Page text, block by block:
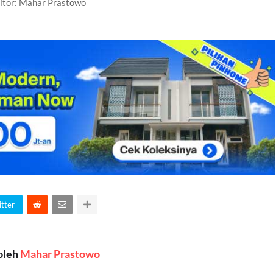
Mahar Prastowo
Mahar Prastowo